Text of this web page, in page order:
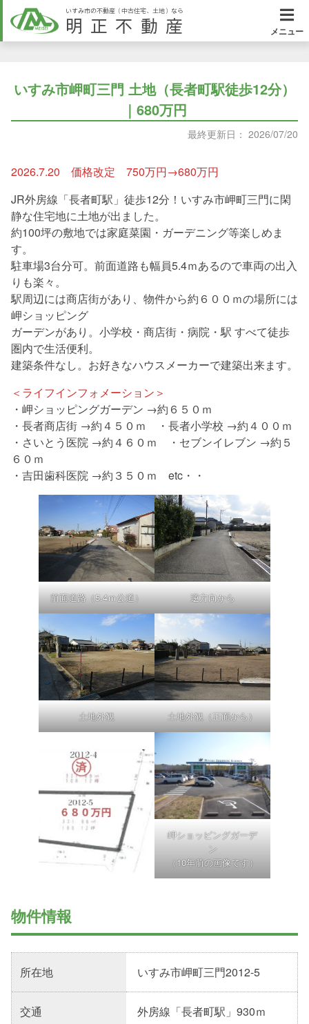
いすみ市の不動産（中古住宅、土地）なら
明正不動産 メニュー
いすみ市岬町三門 土地（長者町駅徒歩12分）
｜680万円
最終更新日： 2026/07/20
2026.7.20 価格改定 750万円→680万円
JR外房線「長者町駅」徒歩12分！いすみ市岬町三門に閑
静な住宅地に土地が出ました。
約100坪の敷地では家庭菜園・ガーデニング等楽しめま
す。
駐車場3台分可。前面道路も幅員5.4ｍあるので車両の出入
りも楽々。
駅周辺には商店街があり、物件から約６００ｍの場所には
岬ショッピング
ガーデンがあり。小学校・商店街・病院・駅 すべて徒歩
圏内で生活便利。
建築条件なし。お好きなハウスメーカーで建築出来ます。
＜ライフインフォメーション＞
・岬ショッピングガーデン →約６５０ｍ
・長者商店街 →約４５０ｍ ・長者小学校 →約４００ｍ
・さいとう医院 →約４６０ｍ ・セブンイレブン →約５
６０ｍ
・吉田歯科医院 →約３５０ｍ etc・・
前面道路（5.4ｍ公道） 逆方向から
土地外観 土地外観（正面から）
岬ショッピングガーデ
ン
（10年前の画像です）
物件情報
所在地 いすみ市岬町三門2012-5
交通 外房線「長者町駅」930ｍ